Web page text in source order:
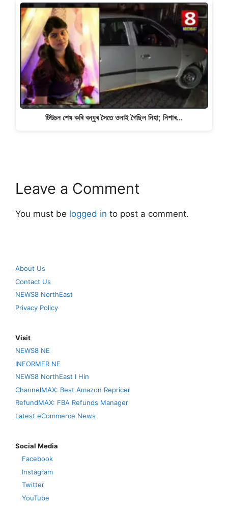
টিউচন শেষ কৰি বন্ধুৰ সৈতে ওলাই গৈছিল নিহা; নিশাৰ…
Leave a Comment
You must be logged in to post a comment.
About Us
Contact Us
NEWS8 NorthEast
Privacy Policy
Visit
NEWS8 NE
INFORMER NE
NEWS8 NorthEast I Hin
ChannelMAX: Best Amazon Repricer
RefundMAX: FBA Refunds Manager
Latest eCommerce News
Social Media
Facebook
Instagram
Twitter
YouTube